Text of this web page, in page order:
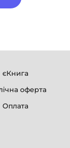
єКнига
оферта
Оплата